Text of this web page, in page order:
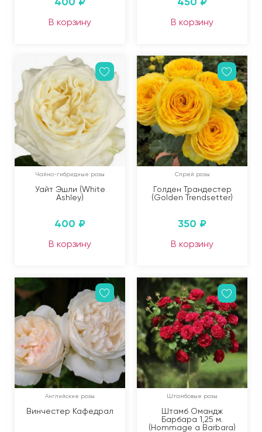
В корзину В корзину
Чайно-гибридные розы
Уайт Эшли (White
Ashley)
400 ₽
В корзину
Спрей розы
Голден Трандестер
(Golden Trendsetter)
350 ₽
В корзину
Английские розы
Винчестер Кафедрал
Штамбовые розы
Штамб Омандж
Барбара 1,25 м.
(Hommage a Barbara)